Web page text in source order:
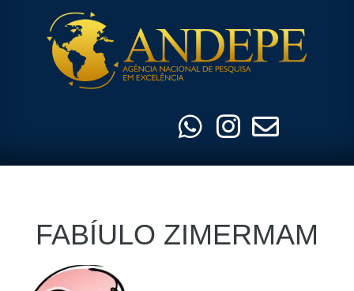
FABÍULO ZIMERMAM